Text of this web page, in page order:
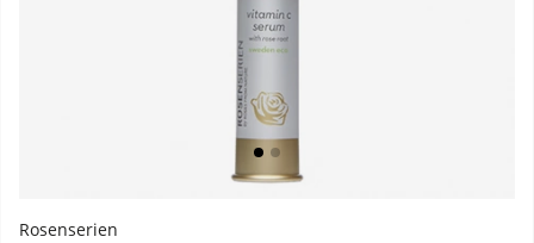
Rosenserien